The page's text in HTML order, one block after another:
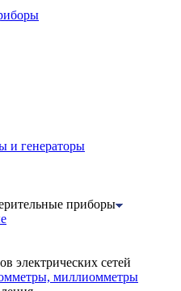
и генераторы
приборы
электрических сетей
миллиомметры